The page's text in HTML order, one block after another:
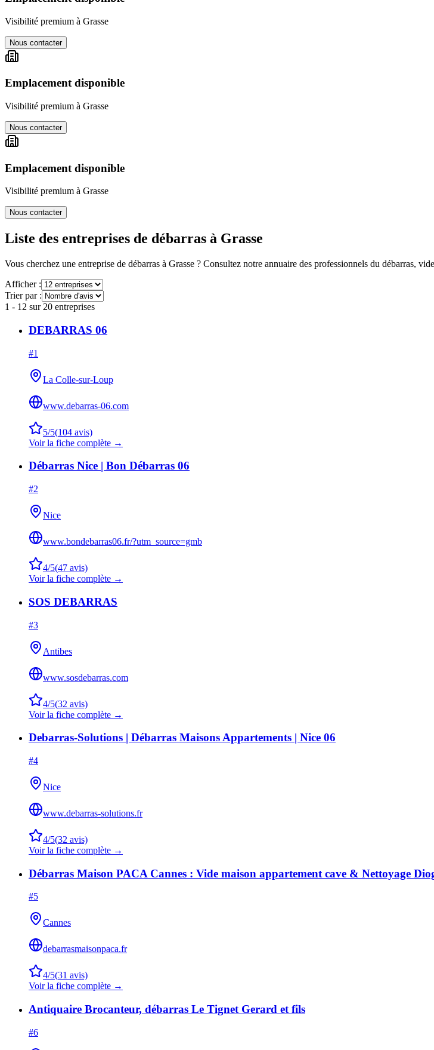
Visibilité premium à Grasse
Nous contacter
Emplacement disponible
Visibilité premium à Grasse
Nous contacter
Emplacement disponible
Visibilité premium à Grasse
Nous contacter
Liste des entreprises de débarras à Grasse
Vous cherchez une entreprise de débarras à Grasse ? Consultez notre annuaire des professionnels du débarras,
Afficher :
Trier par :
1 - 12 sur 20 entreprises
DEBARRAS 06
#1
La Colle-sur-Loup
www.debarras-06.com
5/5(104 avis)
Voir la fiche complète →
Débarras Nice | Bon Débarras 06
#2
Nice
www.bondebarras06.fr/?utm_source=gmb
4/5(47 avis)
Voir la fiche complète →
SOS DEBARRAS
#3
Antibes
www.sosdebarras.com
4/5(32 avis)
Voir la fiche complète →
Debarras-Solutions | Débarras Maisons Appartements | Nice 06
#4
Nice
www.debarras-solutions.fr
4/5(32 avis)
Voir la fiche complète →
Débarras Maison PACA Cannes : Vide maison appartement cave & Nettoyage
#5
Cannes
debarrasmaisonpaca.fr
4/5(31 avis)
Voir la fiche complète →
Antiquaire Brocanteur, débarras Le Tignet Gerard et fils
#6